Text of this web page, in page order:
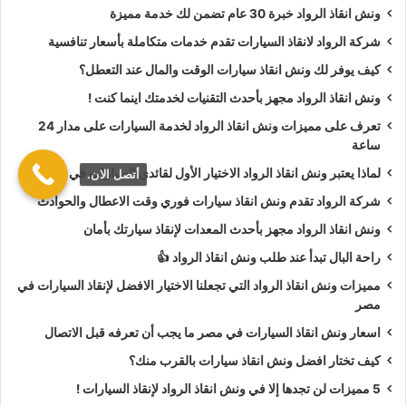
المعدات,ونش نقل كرفانات ,ونش نقل قوارب).
طلبونش انقاذ سياراتالتزود بالوقود.
طلب ونش انقاذ سياراتلنفخ أطارات السيارة.
ونش انقاذ سيارات
لـ فتح أبواب السيارة.
طلبونش انقاذ سيارات
طلبونش انقاذ سيارات لنقلك لاقرب مركز صيانة.
أسعارونش انقاذ الروادتعتبر رمزية لأننا نمتلك دائماونش أنقاذ
سيارات في الطريق الزراعيدائما اوناشنا قريبة منك وخدماتنا
بأعلي جودة واقل سعر و نسعي دائما لرضا العملاء لأنك أنت
وسيارتك على رأس أولوياتنا نحن دائما نراقب جميعسيارات الانقاذ
من خلال GPS لنجعلك دائما في امان تام علي الطريق.
ونش انقاذ الروادنحن الاقرب لك :
ونش انقاذ الطريق الزراعي
ونش انقاذ الرواد خبرة 30 عام تضمن لك خدمة مميزة
شركة الرواد لانقاذ السيارات تقدم خدمات متكاملة بأسعار تنافسية
كيف يوفر لك ونش انقاذ سيارات الوقت والمال عند التعطل؟
ونش انقاذ الرواد مجهز بأحدث التقنيات لخدمتك اينما كنت !
تعرف على مميزات ونش انقاذ الرواد لخدمة السيارات على مدار 24
ساعة
لماذا يعتبر ونش انقاذ الرواد الاختيار الأول لقائدي السيارات في مصر؟
شركة الرواد تقدم ونش انقاذ سيارات فوري وقت الاعطال والحوادث
ونش انقاذ الرواد مجهز بأحدث المعدات لإنقاذ سيارتك بأمان
راحة البال تبدأ عند طلب ونش انقاذ الرواد 👍
مميزات ونش انقاذ الرواد التي تجعلنا الاختيار الافضل لإنقاذ السيارات في
مصر
اسعار ونش انقاذ السيارات في مصر ما يجب أن تعرفه قبل الاتصال
كيف تختار افضل ونش انقاذ سيارات بالقرب منك؟
5 مميزات لن تجدها إلا في ونش انقاذ الرواد لإنقاذ السيارات !
أتصل الان.